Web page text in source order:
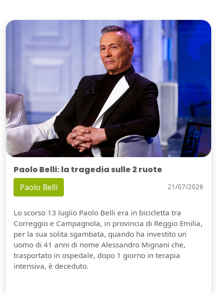
Paolo Belli: la tragedia sulle 2 ruote
Paolo Belli 21/07/2026
Lo scorso 13 luglio Paolo Belli era in bicicletta tra
Correggio e Campagnola, in provincia di Reggio Emilia,
per la sua solita sgambata, quando ha investito un
uomo di 41 anni di nome Alessandro Mignani che,
trasportato in ospedale, dopo 1 giorno in terapia
intensiva, è deceduto.